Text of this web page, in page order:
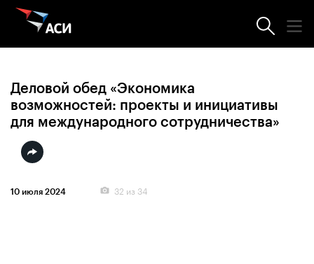
Фотогалерея
Деловой обед «Экономика
возможностей: проекты и инициативы
для международного сотрудничества»
10 июля 2024 32 из 34